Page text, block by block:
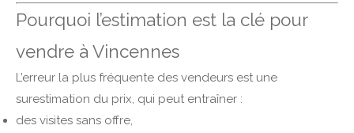
Pourquoi l’estimation est la clé pour
vendre à Vincennes
L’erreur la plus fréquente des vendeurs est une
surestimation du prix, qui peut entraîner :
des visites sans offre,